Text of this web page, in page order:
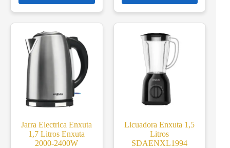
Jarra Electrica Enxuta
1,7 Litros Enxuta
2000-2400W
Licuadora Enxuta 1,5
Litros
SDAENXL1994